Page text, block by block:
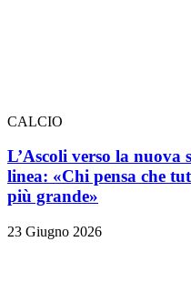
CALCIO
L’Ascoli verso la nuova
linea: «Chi pensa che
più grande»
23 Giugno 2026